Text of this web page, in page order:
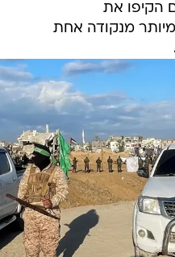
הקיפו את
מיותר מנקודה אחת